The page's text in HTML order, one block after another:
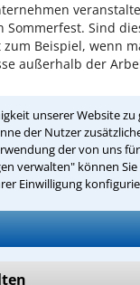
unserer Website zu
der Nutzer
der von uns
verwalten" können
Einwilligung
Sommerfest. Sind
zum Beispiel, wenn
außerhalb der